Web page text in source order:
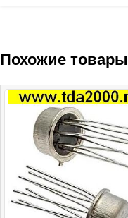
Похожие товары